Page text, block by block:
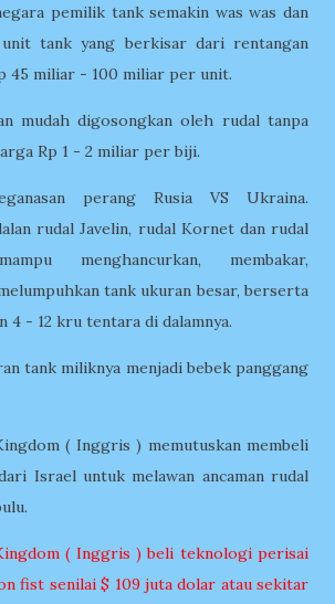
pemilik tank semakin was was dan
tank yang berkisar dari rentangan
45 miliar - 100 miliar per unit.
mudah digosongkan oleh rudal tanpa
Rp 1 - 2 miliar per biji.
perang Rusia VS Ukraina.
rudal Javelin, rudal Kornet dan rudal
menghancurkan, membakar,
tank ukuran besar, berserta
4 - 12 kru tentara di dalamnya.
tank miliknya menjadi bebek panggang
( Inggris ) memutuskan membeli
Israel untuk melawan ancaman rudal
( Inggris ) beli teknologi perisai
fist senilai $ 109 juta dolar atau sekitar